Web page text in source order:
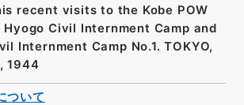
recent visits to the Kobe POW
Civil Internment Camp and
Internment Camp No.1. TOKYO,
1944
ついて